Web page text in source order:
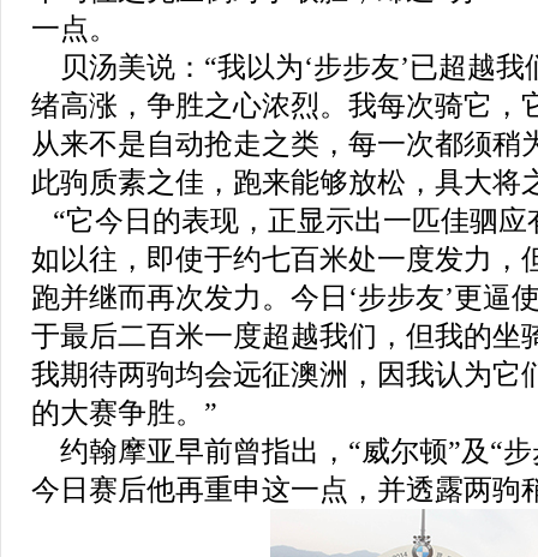
一点。
贝汤美说： “我以为‘步步友’已超越我
绪高涨，争胜之心浓烈。我每次骑它 ，
从来不是自动抢走之类，每一次都须稍
此驹质素之佳，跑来能够放松，具大将
“它今日的表现，正显示出一匹佳驷应
如以往，即使于约七百米处一度发力，
跑并继而再次发力。今日 ‘步步友’更逼
于最后二百米一度超越我们，但我的坐
我期待两驹均会远征澳洲，因我认为它
的大赛争胜。 ”
约翰摩亚早前曾指出， “威尔顿”及“
今日赛后他再重申这一点，并透露两驹